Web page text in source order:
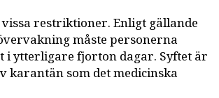
restriktioner. Enligt gällande
måste personerna
i ytterligare fjorton dagar. Syftet är
karantän som det medicinska